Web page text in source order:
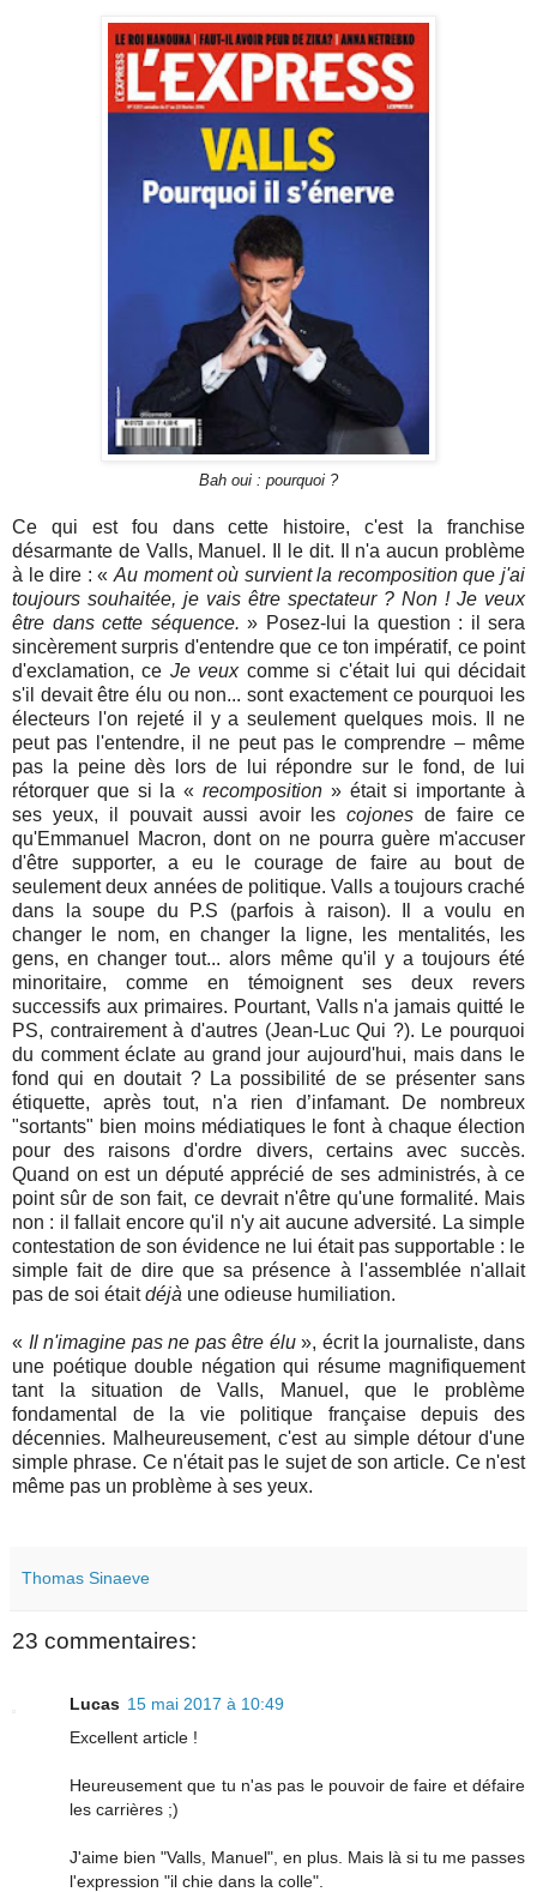
Bah oui : pourquoi ?
Ce qui est fou dans cette histoire, c'est la franchise
désarmante de Valls, Manuel. Il le dit. Il n'a aucun problème
à le dire : « Au moment où survient la recomposition que j'ai
toujours souhaitée, je vais être spectateur ? Non ! Je veux
être dans cette séquence. » Posez-lui la question : il sera
sincèrement surpris d'entendre que ce ton impératif, ce point
d'exclamation, ce Je veuxcomme si c'était lui qui décidait
s'il devait être élu ou non... sont exactement ce pourquoi les
électeurs l'on rejeté il y a seulement quelques mois. Il ne
peut pas l'entendre, il ne peut pas le comprendre – même
pas la peine dès lors de lui répondre sur le fond, de lui
rétorquer que si la « recomposition » était si importante à
ses yeux, il pouvait aussi avoir lescojones de faire ce
qu'Emmanuel Macron, dont on ne pourra guère m'accuser
d'être supporter, a eu le courage de faire au bout de
seulement deux années de politique. Valls a toujours craché
dans la soupe du P.S (parfois à raison). Il a voulu en
changer le nom, en changer la ligne, les mentalités, les
gens, en changer tout... alors même qu'il y a toujours été
minoritaire, comme en témoignent ses deux revers
successifs aux primaires. Pourtant, Valls n'a jamais quitté le
PS, contrairement à d'autres (Jean-Luc Qui ?). Le pourquoi
du comment éclate au grand jour aujourd'hui, mais dans le
fond qui en doutait ? La possibilité de se présenter sans
étiquette, après tout, n'a rien d’infamant. De nombreux
"sortants" bien moins médiatiques le font à chaque élection
pour des raisons d'ordre divers, certains avec succès.
Quand on est un député apprécié de ses administrés, à ce
point sûr de son fait, ce devrait n'être qu'une formalité. Mais
non : il fallait encore qu'il n'y ait aucune adversité. La simple
contestation de son évidence ne lui était pas supportable : le
simple fait de dire que sa présence à l'assemblée n'allait
pas de soi étaitdéjà une odieuse humiliation.
« Il n'imagine pas ne pas être élu», écrit la journaliste, dans
une poétique double négation qui résume magnifiquement
tant la situation de Valls, Manuel, que le problème
fondamental de la vie politique française depuis des
décennies. Malheureusement, c'est au simple détour d'une
simple phrase. Ce n'était pas le sujet de son article. Ce n'est
même pas un problème à ses yeux.
Thomas Sinaeve
23 commentaires:
Lucas 15 mai 2017 à 10:49
Excellent article !
Heureusement que tu n'as pas le pouvoir de faire et défaire
les carrières ;)
J'aime bien "Valls, Manuel", en plus. Mais là si tu me passes
l'expression "il chie dans la colle".